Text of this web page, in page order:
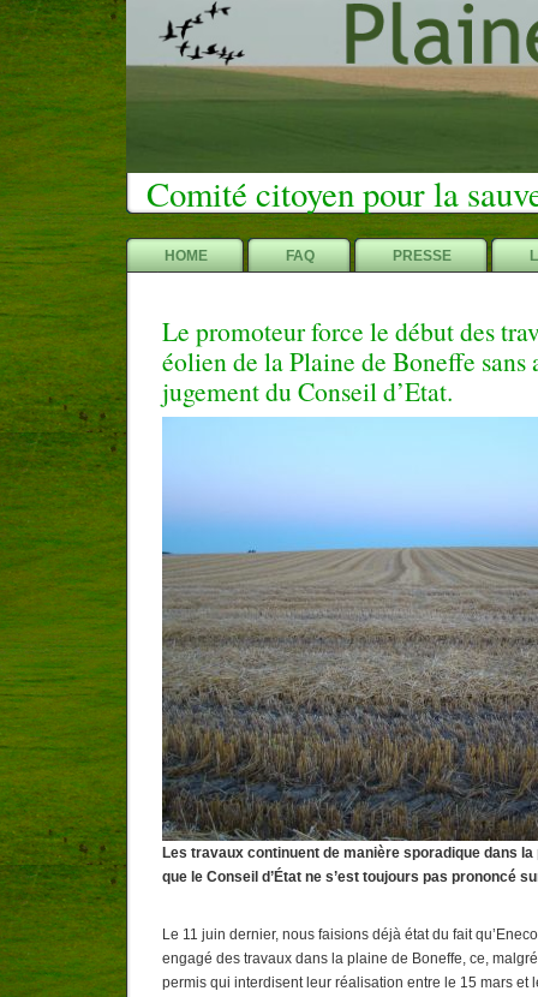
Comité citoyen pour la
HOME FAQ PRESSE
Le promoteur force le début des
éolien de la Plaine de Boneffe sans
jugement du Conseil d’Etat.
Les travaux continuent de manière sporadique dans
que le Conseil d’État ne s’est toujours pas prononcé
Le 11 juin dernier, nous faisions déjà état du fait
engagé des travaux dans la plaine de Boneffe, ce,
permis qui interdisent leur réalisation entre le 15 mars et